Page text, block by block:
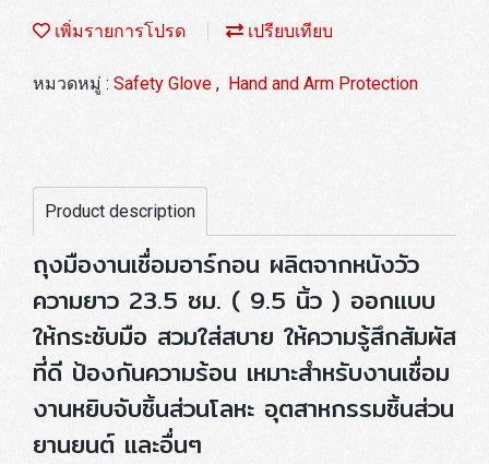
เพิ่มรายการโปรด เปรียบเทียบ
หมวดหมู่ : Safety Glove , Hand and Arm Protection
Product description
ถุงมืองานเชื่อมอาร์กอน ผลิตจากหนังวัว
ความยาว 23.5 ซม. ( 9.5 นิ้ว ) ออกแบบ
ให้กระชับมือ สวมใส่สบาย ให้ความรู้สึกสัมผัส
ที่ดี ป้องกันความร้อน เหมาะสำหรับงานเชื่อม
งานหยิบจับชิ้นส่วนโลหะ อุตสาหกรรมชิ้นส่วน
ยานยนต์ และอื่นๆ